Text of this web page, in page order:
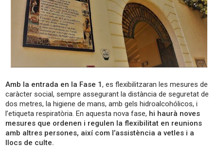
Amb la entrada en la Fase 1, es flexibilitzaran les mesures de
caràcter social, sempre assegurant la distància de seguretat de
dos metres, la higiene de mans, amb gels hidroalcohólicos, i
l’etiqueta respiratòria. En aquesta nova fase, hi haurà noves
mesures que ordenen i regulen la flexibilitat en reunions
amb altres persones, així com l’assistència a vetles i a
llocs de culte.